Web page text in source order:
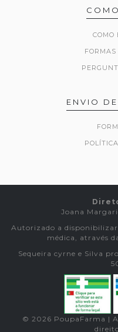
COMO
ENVIO
Joana
Autorizado a disponibilizar
médica, através
Sequeira cyrne e Silva
© 2026 PoupaFarma |